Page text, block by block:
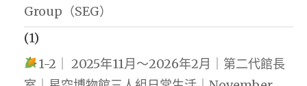
Group（SEG）
(1)
1-2｜ 2025年11月～2026年2月｜第二代館長